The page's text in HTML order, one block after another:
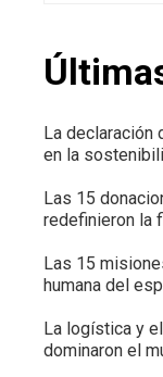
La declaración
en la
Las 15
redefinieron la
Las 15
humana del
La logística y
dominaron el